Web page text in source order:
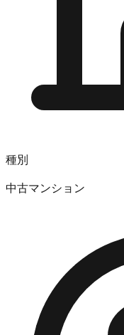
種別
中古マンション